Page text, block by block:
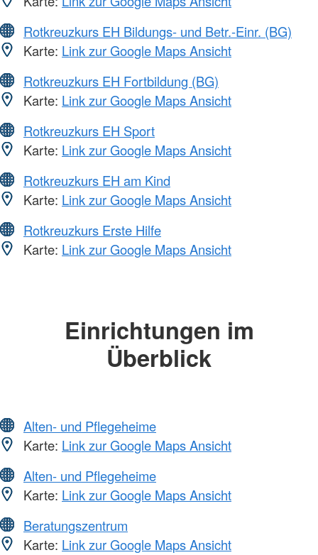
Rotkreuzkurs EH Bildungs- und Betr.-Einr. (BG)
Karte: Link zur Google Maps Ansicht
Rotkreuzkurs EH Fortbildung (BG)
Karte: Link zur Google Maps Ansicht
Rotkreuzkurs EH Sport
Karte: Link zur Google Maps Ansicht
Rotkreuzkurs EH am Kind
Karte: Link zur Google Maps Ansicht
Rotkreuzkurs Erste Hilfe
Karte: Link zur Google Maps Ansicht
Einrichtungen im
Überblick
Alten- und Pflegeheime
Karte: Link zur Google Maps Ansicht
Alten- und Pflegeheime
Karte: Link zur Google Maps Ansicht
Beratungszentrum
Karte: Link zur Google Maps Ansicht